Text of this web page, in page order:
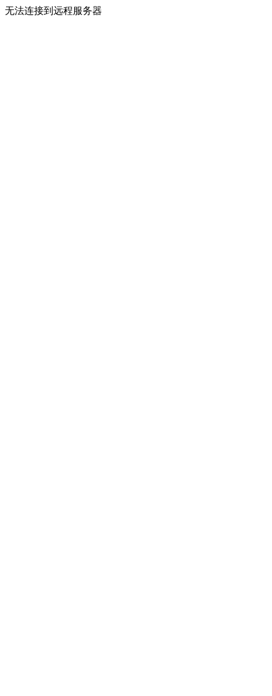
无法连接到远程服务器